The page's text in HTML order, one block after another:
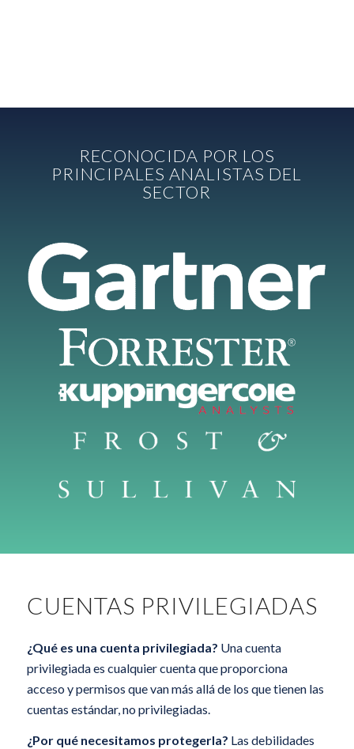
RECONOCIDA POR LOS
PRINCIPALES ANALISTAS DEL
SECTOR
CUENTAS PRIVILEGIADAS
¿Qué es una cuenta privilegiada? Una cuenta
privilegiada es cualquier cuenta que proporciona
acceso y permisos que van más allá de los que tienen las
cuentas estándar, no privilegiadas.
¿Por qué necesitamos protegerla? Las debilidades